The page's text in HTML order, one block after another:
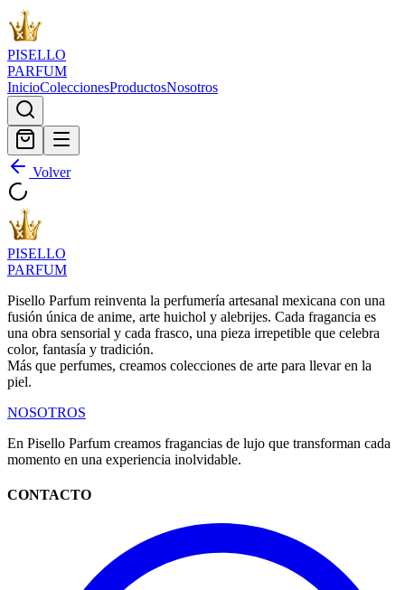
PISELLO
PARFUM
InicioColeccionesProductosNosotros
Volver
PISELLO
PARFUM
Pisello Parfum reinventa la perfumería artesanal mexicana con una
fusión única de anime, arte huichol y alebrijes. Cada fragancia es
una obra sensorial y cada frasco, una pieza irrepetible que celebra
color, fantasía y tradición.
Más que perfumes, creamos colecciones de arte para llevar en la
piel.
NOSOTROS
En Pisello Parfum creamos fragancias de lujo que transforman cada
momento en una experiencia inolvidable.
CONTACTO